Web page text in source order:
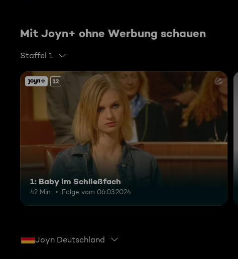
Mit Joyn+ ohne Werbung schauen
Staffel 1
12
1: Baby im Schließfach
42 Min. Folge vom 06.03.2024
Joyn Deutschland